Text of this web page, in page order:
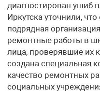
диагностирован ушиб
Иркутска уточнили,
подрядная
ремонтные работы в
лица, проверявшие их
создана специальная
качество ремонтных
социальных